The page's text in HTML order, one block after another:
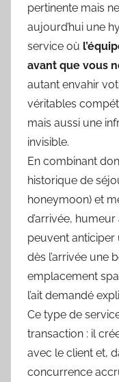
pertinente mais
aujourd’hui une
service où
avant que vous
autant envahir
véritables
mais aussi une
invisible.
En combinant
historique de
honeymoon) et
d’arrivée,
peuvent anticiper
dès l’arrivée une
emplacement
l’ait demandé
Ce type de
transaction : il
avec le client et,
concurrence